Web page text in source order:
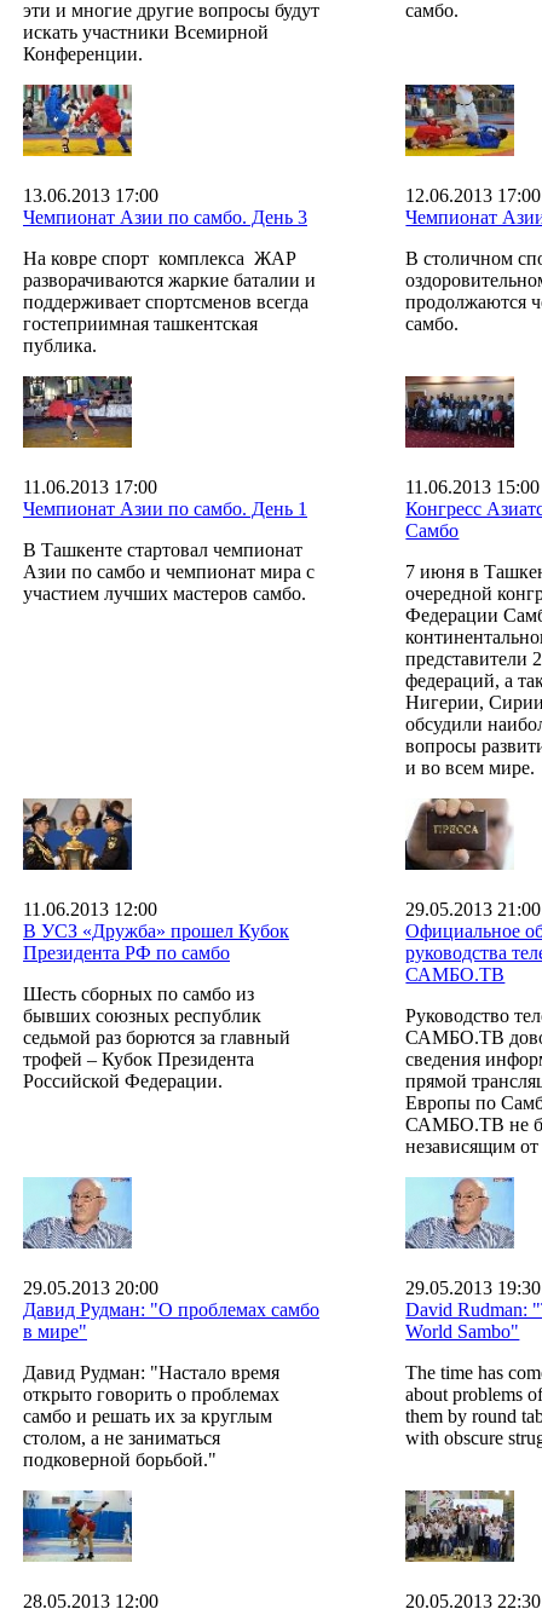
эти и многие другие вопросы будут
искать участники Всемирной
Конференции.
самбо.
13.06.2013 17:00
Чемпионат Азии по самбо. День 3
На ковре спорт комплекса ЖАР
разворачиваются жаркие баталии и
поддерживает спортсменов всегда
гостеприимная ташкентская
публика.
12.06.2013 17:00
Чемпионат
В столичном
продолжаются
самбо.
11.06.2013 17:00
Чемпионат Азии по самбо. День 1
В Ташкенте стартовал чемпионат
Азии по самбо и чемпионат мира с
участием лучших мастеров самбо.
11.06.2013 15:00
Конгресс
Самбо
7 июня в
очередной
Федерации
представители
федераций, а
Нигерии,
обсудили
вопросы
и во всем мире.
11.06.2013 12:00
В УСЗ «Дружба» прошел Кубок
Президента РФ по самбо
Шесть сборных по самбо из
бывших союзных республик
седьмой раз борются за главный
трофей – Кубок Президента
Российской Федерации.
29.05.2013 21:00
Официальное
руководства
САМБО.ТВ
Руководство
САМБО.ТВ
сведения
прямой
Европы по
САМБО.ТВ не
независящим
29.05.2013 20:00
Давид Рудман: "О проблемах самбо
в мире"
Давид Рудман: "Настало время
открыто говорить о проблемах
самбо и решать их за круглым
столом, а не заниматься
подковерной борьбой."
29.05.2013 19:30
David Rudman:
World Sambo"
The time has
about problems
them by round
with obscure
28.05.2013 12:00 20.05.2013 22:30